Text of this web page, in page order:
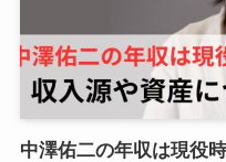
中澤佑二の年収は現役